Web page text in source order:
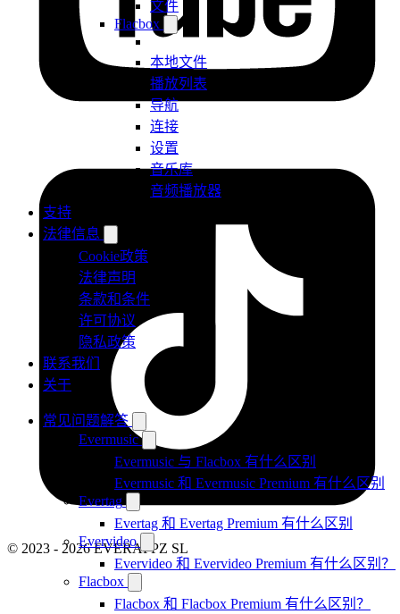
文件
Flacbox
本地文件
播放列表
导航
连接
设置
音乐库
音频播放器
支持
法律信息
Cookie政策
法律声明
条款和条件
许可协议
隐私政策
联系我们
关于
常见问题解答
Evermusic
Evermusic 与 Flacbox 有什么区别
Evermusic 和 Evermusic Premium 有什么区别
Evertag
Evertag 和 Evertag Premium 有什么区别
Evervideo
Evervideo 和 Evervideo Premium 有什么区别？
Flacbox
Flacbox 和 Flacbox Premium 有什么区别？
© 2023 - 2026 EVERAPPZ SL